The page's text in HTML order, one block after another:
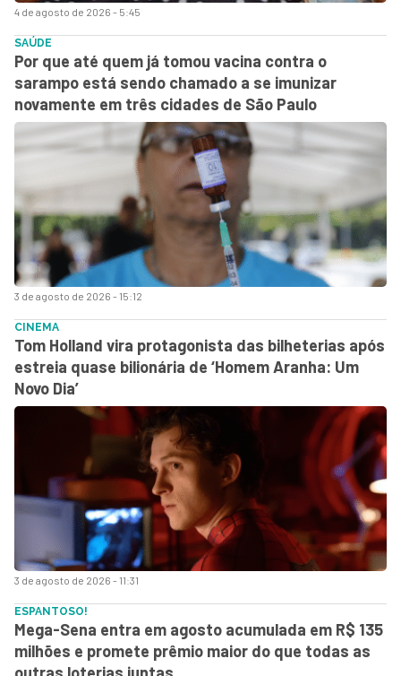
4 de agosto de 2026 - 5:45
3 de agosto de 2026 - 15:12
SAÚDE
Por que até quem já tomou vacina contra o
sarampo está sendo chamado a se imunizar
novamente em três cidades de São Paulo
3 de agosto de 2026 - 11:31
CINEMA
Tom Holland vira protagonista das bilheterias após
estreia quase bilionária de ‘Homem Aranha: Um
Novo Dia’
ESPANTOSO!
Mega-Sena entra em agosto acumulada em R$ 135
milhões e promete prêmio maior do que todas as